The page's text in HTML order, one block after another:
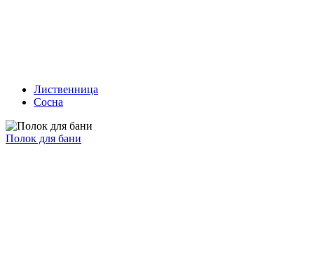
Лиственница
Сосна
Полок для бани